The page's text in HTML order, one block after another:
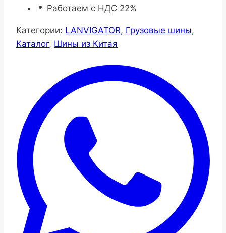
Работаем с НДС 22%
Категории: LANVIGATOR, Грузовые шины,
Каталог, Шины из Китая